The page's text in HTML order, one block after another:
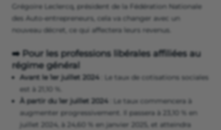
Grégoire Leclercq, président de la Fédération Nationale
des Auto-entrepreneurs, cela va changer avec un
nouveau décret, ce qui affectera leurs revenus.
➡️ Pour les professions libérales affiliées au
régime général
Avant le 1er juillet 2024 : Le taux de cotisations sociales
est à 21,10 %.
À partir du 1er juillet 2024 : Le taux commencera à
augmenter progressivement. Il passera à 23,10 % en
juillet 2024, à 24,60 % en janvier 2025, et atteindra